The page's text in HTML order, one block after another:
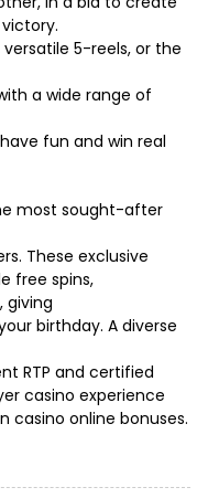
5-reels, or the
a wide range of
fun and win real
most sought-after
These exclusive
free spins,
giving
birthday. A diverse
RTP and certified
casino experience
casino online bonuses.